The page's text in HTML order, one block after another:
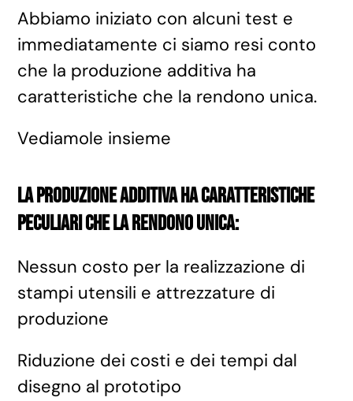
Abbiamo iniziato con alcuni test e
immediatamente ci siamo resi conto
che la produzione additiva ha
caratteristiche che la rendono unica.
Vediamole insieme
La produzione additiva ha caratteristiche
peculiari che la rendono unica:
Nessun costo per la realizzazione di
stampi utensili e attrezzature di
produzione
Riduzione dei costi e dei tempi dal
disegno al prototipo